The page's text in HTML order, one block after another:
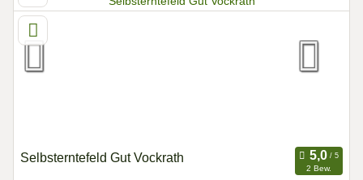
Selbsterntefeld Gut Vockrath
2 Bew.